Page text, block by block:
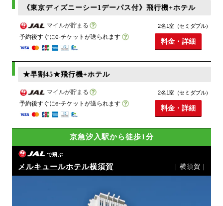
《東京ディズニーシー1デーパス付》飛行機+ホテル
マイルが貯まる
予約後すぐにe-チケットが送られます
2名1室（セミダブル）
料金・詳細
★早割45★飛行機+ホテル
マイルが貯まる
予約後すぐにe-チケットが送られます
2名1室（セミダブル）
料金・詳細
京急汐入駅から徒歩1分
で飛ぶ
メルキュールホテル横須賀 ｜横須賀｜